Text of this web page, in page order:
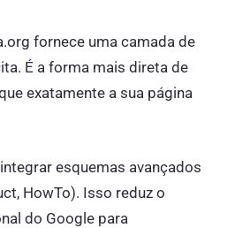
fornece uma camada de
É a forma mais direta de
exatamente a sua página
esquemas avançados
HowTo). Isso reduz o
do Google para